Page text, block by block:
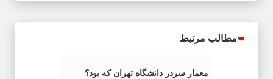
مطالب مرتبط
معمار سردر دانشگاه تهران که بود؟